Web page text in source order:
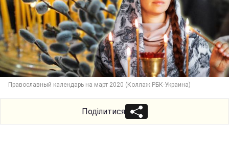
Православный календарь на март 2020 (Коллаж РБК-Украина)
Поділитися